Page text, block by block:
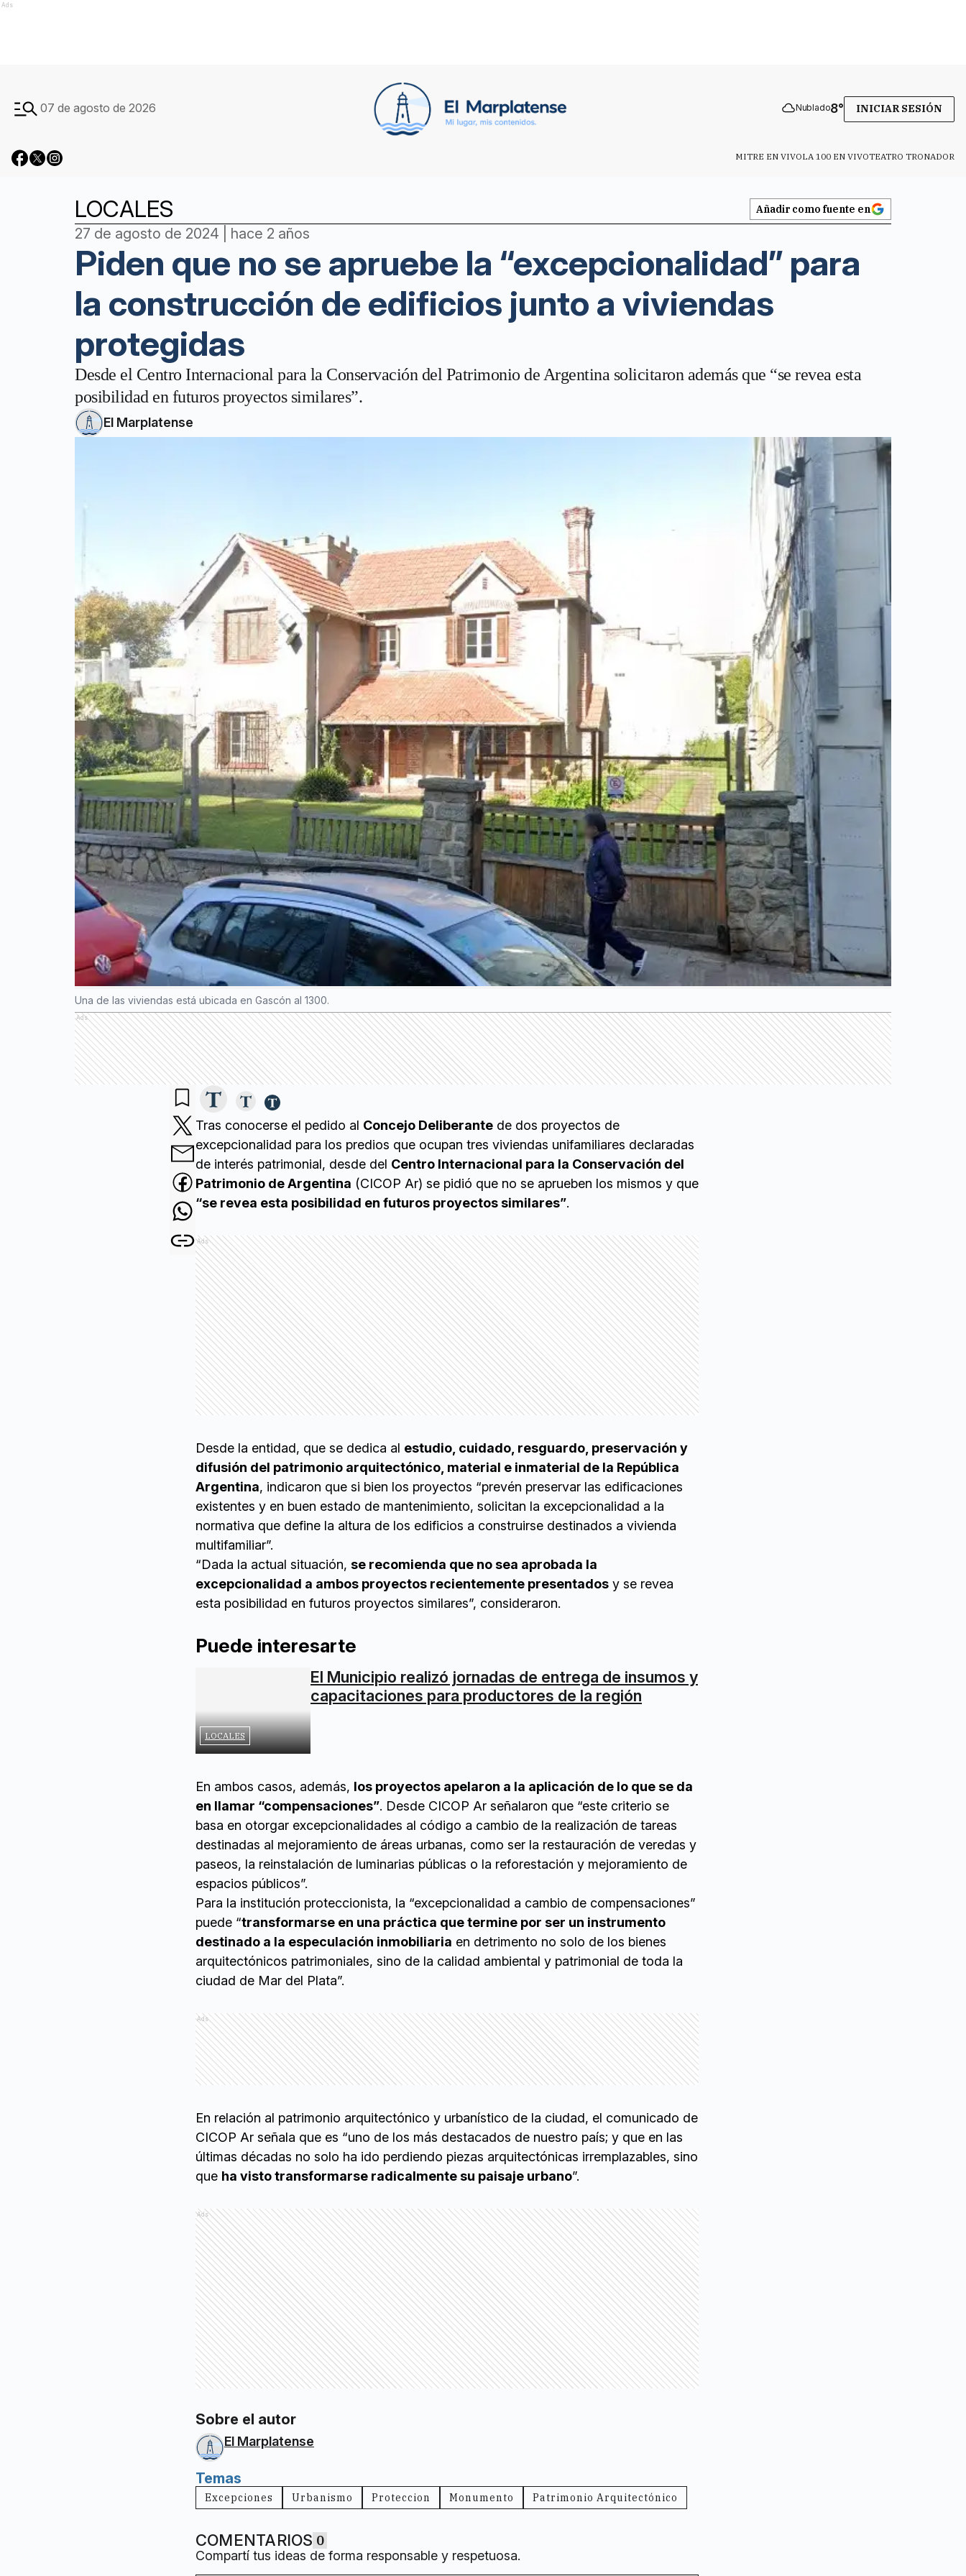
Ads
07 de agosto de 2026 Nublado8° INICIAR SESIÓN
MITRE EN VIVOLA 100 EN VIVOTEATRO TRONADOR
LOCALES Añadir como fuente en
27 de agosto de 2024 | hace 2 años
Piden que no se apruebe la “excepcionalidad” para
la construcción de edificios junto a viviendas
protegidas
Desde el Centro Internacional para la Conservación del Patrimonio de Argentina solicitaron además que “se revea esta
posibilidad en futuros proyectos similares”.
El Marplatense
Una de las viviendas está ubicada en Gascón al 1300.
Ads
Tras conocerse el pedido al Concejo Deliberante de dos proyectos de
excepcionalidad para los predios que ocupan tres viviendas unifamiliares declaradas
de interés patrimonial, desde del Centro Internacional para la Conservación del
Patrimonio de Argentina (CICOP Ar) se pidió que no se aprueben los mismos y que
“se revea esta posibilidad en futuros proyectos similares”.
Ads
Desde la entidad, que se dedica al estudio, cuidado, resguardo, preservación y
difusión del patrimonio arquitectónico, material e inmaterial de la República
Argentina, indicaron que si bien los proyectos “prevén preservar las edificaciones
existentes y en buen estado de mantenimiento, solicitan la excepcionalidad a la
normativa que define la altura de los edificios a construirse destinados a vivienda
multifamiliar”.
“Dada la actual situación, se recomienda que no sea aprobada la
excepcionalidad a ambos proyectos recientemente presentados y se revea
esta posibilidad en futuros proyectos similares”, consideraron.
Puede interesarte
LOCALES
El Municipio realizó jornadas de entrega de insumos y
capacitaciones para productores de la región
En ambos casos, además, los proyectos apelaron a la aplicación de lo que se da
en llamar “compensaciones”. Desde CICOP Ar señalaron que “este criterio se
basa en otorgar excepcionalidades al código a cambio de la realización de tareas
destinadas al mejoramiento de áreas urbanas, como ser la restauración de veredas y
paseos, la reinstalación de luminarias públicas o la reforestación y mejoramiento de
espacios públicos”.
Para la institución proteccionista, la “excepcionalidad a cambio de compensaciones”
puede “transformarse en una práctica que termine por ser un instrumento
destinado a la especulación inmobiliaria en detrimento no solo de los bienes
arquitectónicos patrimoniales, sino de la calidad ambiental y patrimonial de toda la
ciudad de Mar del Plata”.
Ads
En relación al patrimonio arquitectónico y urbanístico de la ciudad, el comunicado de
CICOP Ar señala que es “uno de los más destacados de nuestro país; y que en las
últimas décadas no solo ha ido perdiendo piezas arquitectónicas irremplazables, sino
que ha visto transformarse radicalmente su paisaje urbano”.
Ads
Sobre el autor
El Marplatense
Temas
Excepciones Urbanismo Proteccion Monumento Patrimonio Arquitectónico
COMENTARIOS 0
Compartí tus ideas de forma responsable y respetuosa.